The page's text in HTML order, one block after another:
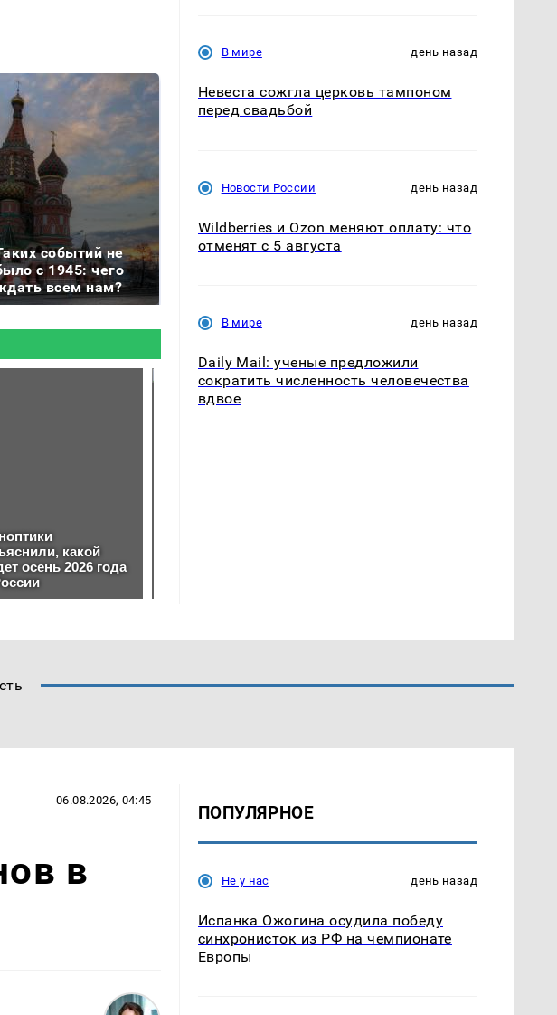
событий не
с 1945: чего
всем нам?
СМИ: В Химках на
В мире день назад
Невеста сожгла церковь тампоном
перед свадьбой
Новости России день назад
Wildberries и Ozon меняют оплату: что
отменят с 5 августа
В мире день назад
Daily Mail: ученые предложили
сократить численность человечества
вдвое
06.08.2026, 04:45
в
ПОПУЛЯРНОЕ
Не у нас день назад
Испанка Ожогина осудила победу
синхронисток из РФ на чемпионате
Европы